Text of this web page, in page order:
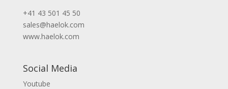
+41 43 501 45 50
sales@haelok.com
www.haelok.com
Social Media
Youtube